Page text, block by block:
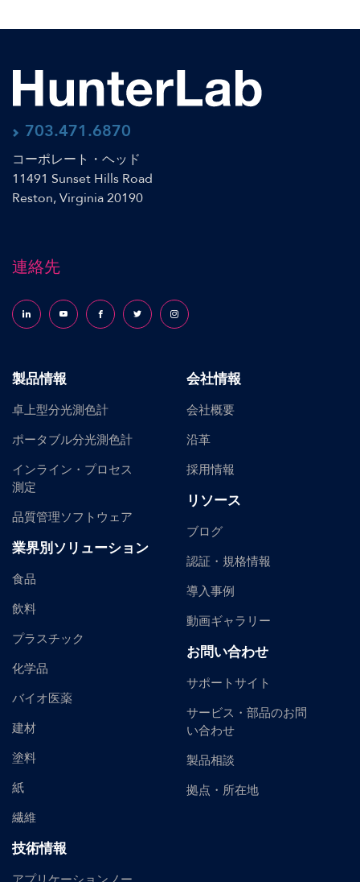
703.471.6870
コーポレート・ヘッド
11491 Sunset Hills Road
Reston, Virginia 20190
連絡先
Follow us on LinkedInFollow us on YouTubeFollow us on Facebook
Follow us on X (formerly Twitter)
Follow us on Instagram
製品情報
卓上型分光測色計
ポータブル分光測色計
インライン・プロセス
測定
品質管理ソフトウェア
業界別ソリューション
食品
飲料
プラスチック
化学品
バイオ医薬
建材
塗料
紙
繊維
技術情報
会社情報
会社概要
沿革
採用情報
リソース
ブログ
認証・規格情報
導入事例
動画ギャラリー
お問い合わせ
サポートサイト
サービス・部品のお問
い合わせ
製品相談
拠点・所在地